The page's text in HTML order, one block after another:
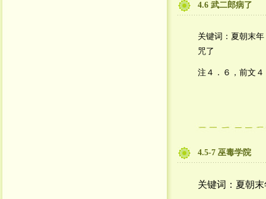
4.6 武二郎病了
关键词：夏朝末
咒了
注４．６，前文
4.5-7 巫毒学院
关键词：夏朝